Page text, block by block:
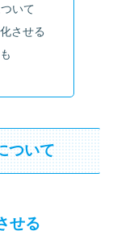
いて
させる
ついて
せる